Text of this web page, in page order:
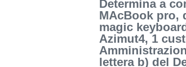
Determina a
MAcBook pro,
magic
Azimut4, 1
lettera b) del